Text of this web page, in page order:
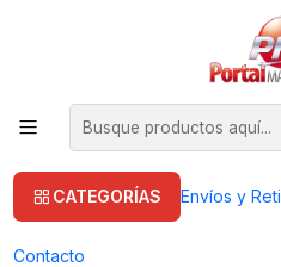
CATEGORÍAS Envíos y
Contacto